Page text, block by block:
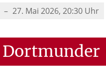
27. Mai 2026, 20:30 Uhr
Dortmunder